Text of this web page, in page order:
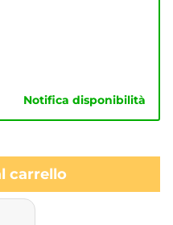
Notifica disponibilità
carrello